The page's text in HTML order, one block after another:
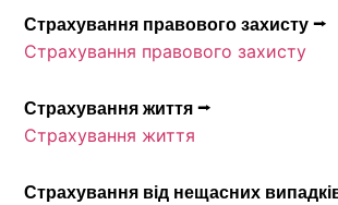
Страхування правового захисту ⭢
Страхування правового захисту
Страхування життя ⭢
Страхування життя
Страхування від нещасних